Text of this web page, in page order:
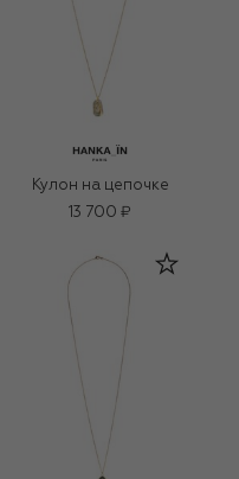
Кулон на цепочке
13 700 ₽